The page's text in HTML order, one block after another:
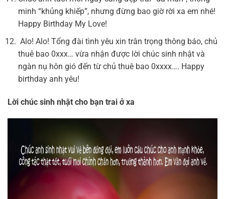
minh “khủng khiếp”, nhưng đừng bao giờ rời xa em nhé!
Happy Birthday My Love!
Alo! Alo! Tổng đài tình yêu xin trân trọng thông báo, chủ
thuê bao 0xxx… vừa nhận được lời chúc sinh nhật và
ngàn nụ hôn gió đến từ chủ thuê bao 0xxxx…. Happy
birthday anh yêu!
Lời chúc sinh nhật cho bạn trai ở xa